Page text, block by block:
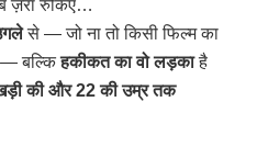
ज़रा रुकिए…
से — जो ना तो किसी फिल्म का
— बल्किहकीकत का वो लड़काहै
की और 22 की उम्र तक